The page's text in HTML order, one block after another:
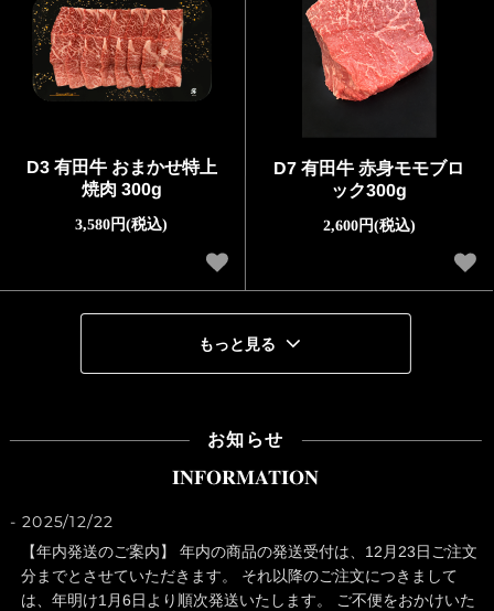
D3 有田牛 おまかせ特上
焼肉 300g
3,580円(税込)
D7 有田牛 赤身モモブロ
ック300g
2,600円(税込)
もっと見る
お知らせ
INFORMATION
2025/12/22
【年内発送のご案内】 年内の商品の発送受付は、12月23日ご注文
分までとさせていただきます。 それ以降のご注文につきまして
は、年明け1月6日より順次発送いたします。 ご不便をおかけいた